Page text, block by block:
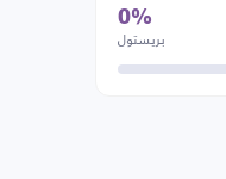
0%
بريستول